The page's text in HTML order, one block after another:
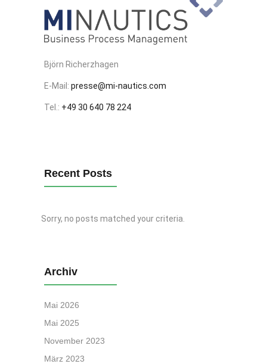
Björn Richerzhagen
E-Mail: presse@mi-nautics.com
Tel.: +49 30 640 78 224
Recent Posts
Sorry, no posts matched your criteria.
Archiv
Mai 2026
Mai 2025
November 2023
März 2023